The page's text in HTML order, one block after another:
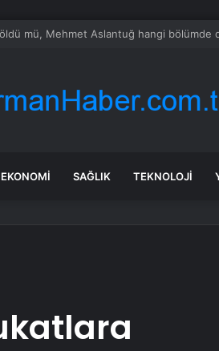
Kamerası Dönemi
EKONOMI SAĞLIK TEKNOLOJI